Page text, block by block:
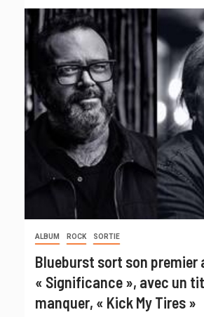
ALBUM ROCK SORTIE
Blueburst sort son premier
« Significance », avec un
manquer, « Kick My Tires »